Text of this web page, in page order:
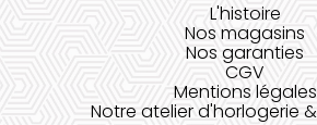
L'histoire
Nos magasins
Nos garanties
CGV
Mentions légales
Notre atelier d'horlogerie